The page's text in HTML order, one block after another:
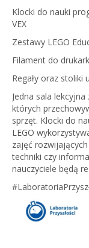
Klocki do nauki
Zestawy LEGO
Filament do
Regały oraz stoliki
Jedna sala
których
sprzęt. Klocki do
LEGO
zajęć
techniki czy
nauczyciele będą